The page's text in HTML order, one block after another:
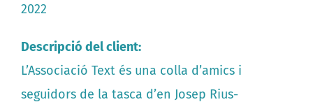
2022
Descripció del client:
L’Associació Text és una colla d’amics i
seguidors de la tasca d’en Josep Rius-